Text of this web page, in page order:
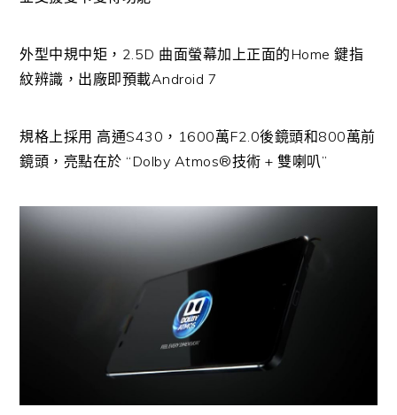
外型中規中矩，2.5D 曲面螢幕加上正面的Home 鍵指
紋辨識，出廠即預載Android 7
規格上採用 高通S430，1600萬F2.0後鏡頭和800萬前
鏡頭，亮點在於 “Dolby Atmos®技術 + 雙喇叭”